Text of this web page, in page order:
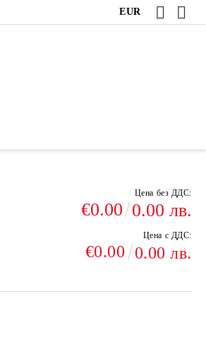
EUR
Цена без ДДС:
€0.00 0.00 лв.
Цена с ДДС:
€0.00 0.00 лв.